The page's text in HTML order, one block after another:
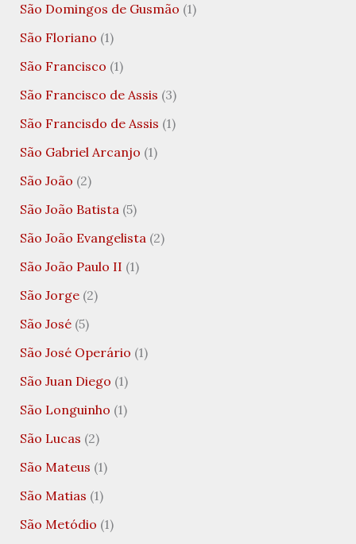
São Domingos de Gusmão (1)
São Floriano (1)
São Francisco (1)
São Francisco de Assis (3)
São Francisdo de Assis (1)
São Gabriel Arcanjo (1)
São João (2)
São João Batista(5)
São João Evangelista(2)
São João Paulo II (1)
São Jorge(2)
São José(5)
São José Operário (1)
São Juan Diego (1)
São Longuinho (1)
São Lucas (2)
São Mateus (1)
São Matias (1)
São Metódio (1)